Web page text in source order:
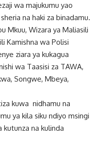
wa majukumu yao
na haki za binadamu.
Mkuu, Wizara ya Maliasili
Kamishna wa Polisi
ziara ya kukagua
wa Taasisi za TAWA,
Songwe, Mbeya,
kuwa nidhamu na
ya kila siku ndiyo msingi
kutunza na kulinda